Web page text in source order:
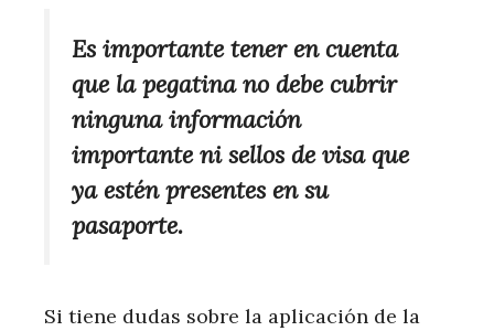
Es importante tener en cuenta
que la pegatina no debe cubrir
ninguna información
importante ni sellos de visa que
ya estén presentes en su
pasaporte.
Si tiene dudas sobre la aplicación de la